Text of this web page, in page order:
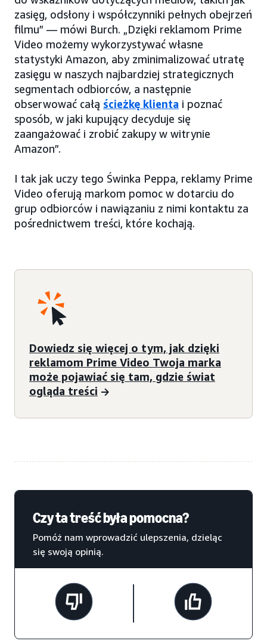
zasięg, odsłony i współczynniki pełnych obejrzeń
filmu” — mówi Burch. „Dzięki reklamom Prime
Video możemy wykorzystywać własne
statystyki Amazon, aby zminimalizować utratę
zasięgu w naszych najbardziej strategicznych
segmentach odbiorców, a następnie
obserwować całą ścieżkę klienta i poznać
sposób, w jaki kupujący decyduje się
zaangażować i zrobić zakupy w witrynie
Amazon”.
I tak jak uczy tego Świnka Peppa, reklamy Prime
Video oferują markom pomoc w dotarciu do
grup odbiorców i nawiązaniu z nimi kontaktu za
pośrednictwem treści, które kochają.
Dowiedz się więcej o tym, jak dzięki
reklamom Prime Video Twoja marka
może pojawiać się tam, gdzie świat
ogląda treści
Czy ta treść była pomocna?
Pomóż nam wprowadzić ulepszenia, dzieląc
się swoją opinią.